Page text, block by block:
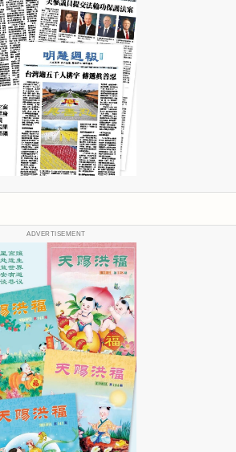
ADVERTISEMENT